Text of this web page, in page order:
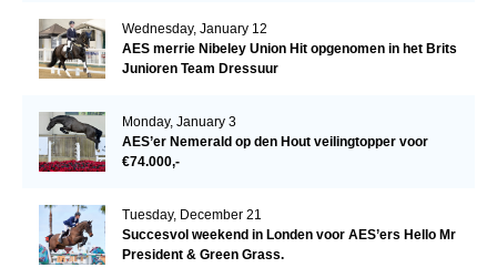
Wednesday, January 12
AES merrie Nibeley Union Hit opgenomen in het Brits
Junioren Team Dressuur
Monday, January 3
AES’er Nemerald op den Hout veilingtopper voor
€74.000,-
Tuesday, December 21
Succesvol weekend in Londen voor AES’ers Hello Mr
President & Green Grass.